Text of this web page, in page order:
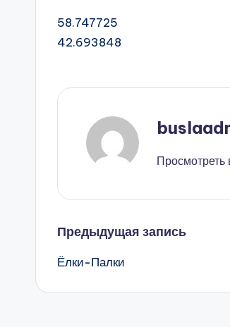
58.747725
42.693848
Просмотреть
Навигация
записи
Предыдущая запись
Ёлки-Палки